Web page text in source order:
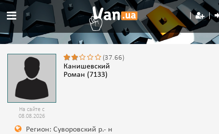
На сайте с
08.08.2026
(37.66)
Канишевский
Роман (7133)
Регион: Суворовский р.- н